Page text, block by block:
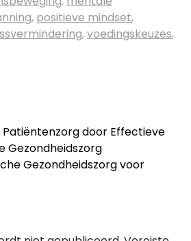
, positieve mindset,
,voedingskeuzes,
door Effectieve
Gezondheidszorg
Gezondheidszorg voor